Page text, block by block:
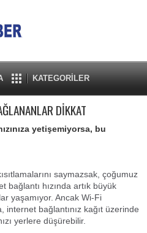
KATEGORİLER
DİKKAT
yetişemiyorsa, bu
saymazsak, çoğumuz
bağlantı hızında artık büyük
yaşamıyor. Ancak Wi-Fi
bağlantınız kağıt üzerinde
yerlere düşürebilir.